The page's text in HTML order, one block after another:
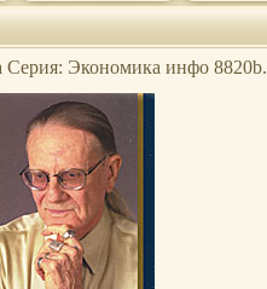
Серия: Экономика инфо 8820b.